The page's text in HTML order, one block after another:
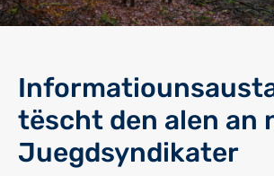
tëscht den alen an
Juegdsyndikater